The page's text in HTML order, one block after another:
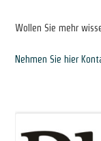
Wollen Sie mehr
Nehmen Sie hier